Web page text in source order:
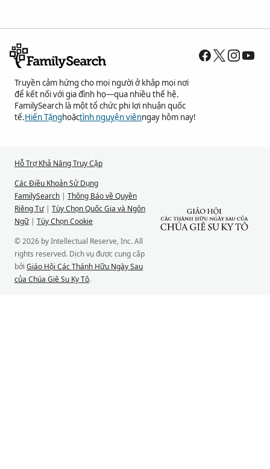
Truyền cảm hứng cho mọi người ở khắp mọi nơi
để kết nối với gia đình họ—qua nhiều thế hệ.
FamilySearch là một tổ chức phi lợi nhuận quốc
tế.Hiến Tặnghoặctình nguyện viênngay hôm nay!
Hỗ Trợ Khả Năng Truy Cập
Các Điều Khoản Sử Dụng
FamilySearch | Thông Báo về Quyền
Riêng Tư| Tùy Chọn Quốc Gia và Ngôn
Ngữ| Tùy Chọn Cookie
© 2026 by Intellectual Reserve, Inc. All
rights reserved. Dịch vụ được cung cấp
bởi Giáo Hội Các Thánh Hữu Ngày Sau
của Chúa Giê Su Ky Tô.